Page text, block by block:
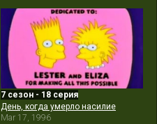
7 сезон - 18 серия
День, когда умерло насилие
Mar 17, 1996